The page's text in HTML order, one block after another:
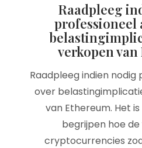
Raadpleeg
professioneel
verkopen
Raadpleeg indien nodig
over
van Ethereum. Het
begrijpen hoe
cryptocurrencies